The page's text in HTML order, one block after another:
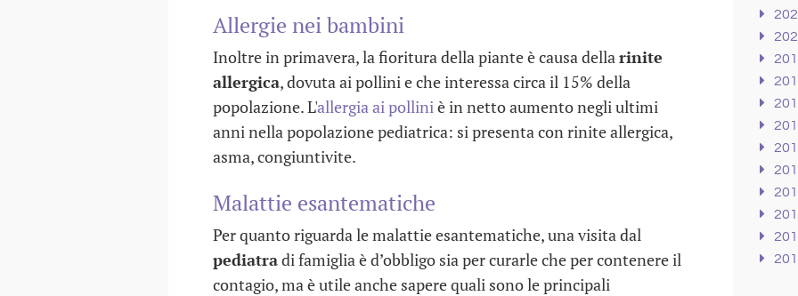
Allergie nei bambini
Inoltre in primavera, la fioritura della piante è causa dellarinite
allergica, dovuta ai pollini e che interessa circa il 15% della
popolazione. L'allergia ai polliniè in netto aumento negli ultimi
anni nella popolazione pediatrica: si presenta con rinite allergica,
asma, congiuntivite.
Malattie esantematiche
Per quanto riguarda le malattie esantematiche, una visita dal
pediatradi famiglia è d’obbligo sia per curarle che per contenere il
contagio, ma è utile anche sapere quali sono le principali